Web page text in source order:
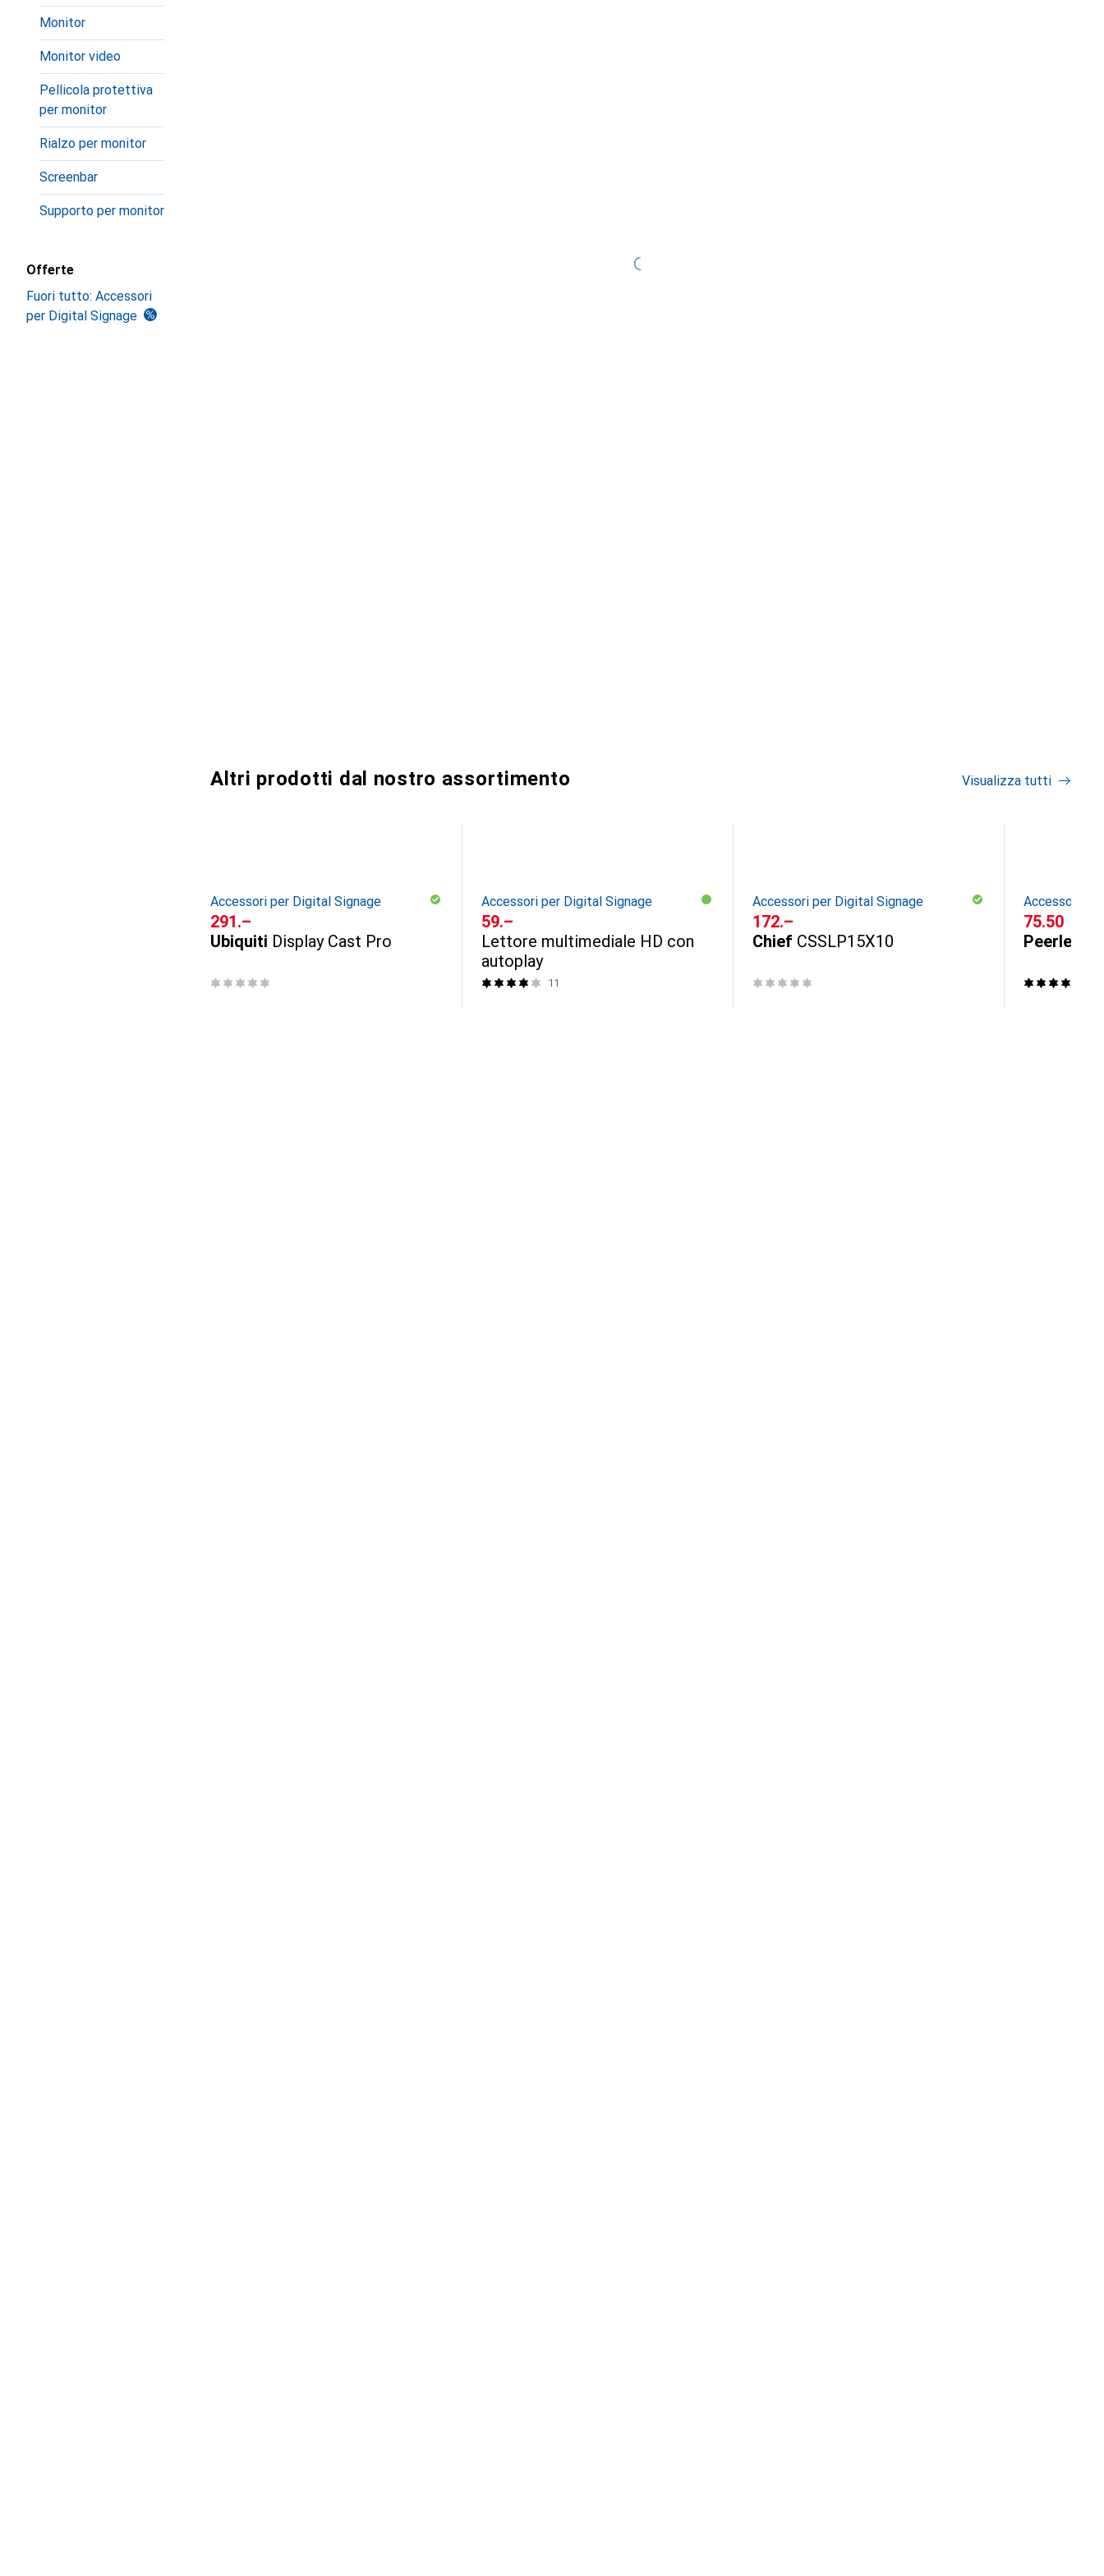
Monitor
Monitor video
Pellicola protettiva
per monitor
Rialzo per monitor
Screenbar
Supporto per monitor
Offerte
Fuori tutto: Accessori
per Digital Signage
Altri prodotti dal nostro assortimento Visualizza tutti
Accessori per Digital Signage
CHF
291.–
Ubiquiti Display Cast Pro
Accessori per Digital Signage
CHF
59.–
Lettore multimediale HD con
autoplay
11
Accessori per Digital Signage
CHF
172.–
Chief CSSLP15X10
Accessori
CHF
75.50
Peerless